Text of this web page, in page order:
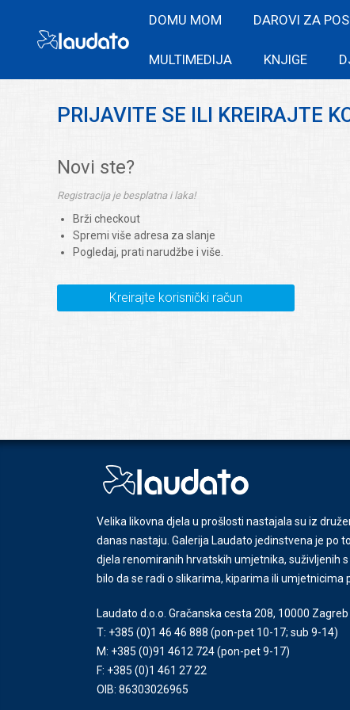
DOMU MOM DAROVI ZA
MULTIMEDIJA KNJIGE
PRIJAVITE SE ILI KREIRAJTE
Novi ste?
Registracija je besplatna i laka!
Brži checkout
Spremi više adresa za slanje
Pogledaj, prati narudžbe i više.
Kreirajte korisnički račun
Velika likovna djela u prošlosti nastajala su iz
danas nastaju. Galerija Laudato jedinstvena je po
djela renomiranih hrvatskih umjetnika, suživljenih
bilo da se radi o slikarima, kiparima ili umjetnicima
Laudato d.o.o. Gračanska cesta 208, 10000 Zagreb
T: +385 (0)1 46 46 888 (pon-pet 10-17; sub 9-14)
M: +385 (0)91 4612 724(pon-pet 9-17)
F: +385 (0)1 461 27 22
OIB: 86303026965